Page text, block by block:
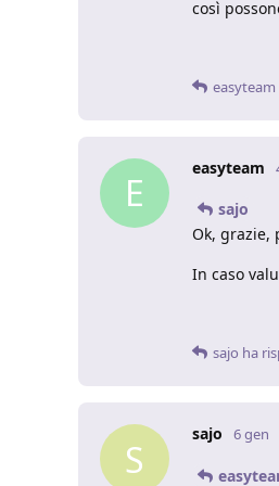
così
easyteam
E
easyteam
sajo
Ok, grazie,
In caso
sajo ha
S
sajo 6 gen